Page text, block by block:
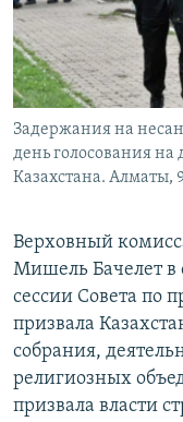
Задержания на
день голосования на
Казахстана. Алматы,
Верховный
Мишель Бачелет в
сессии Совета по
призвала
собрания,
религиозных
призвала власти